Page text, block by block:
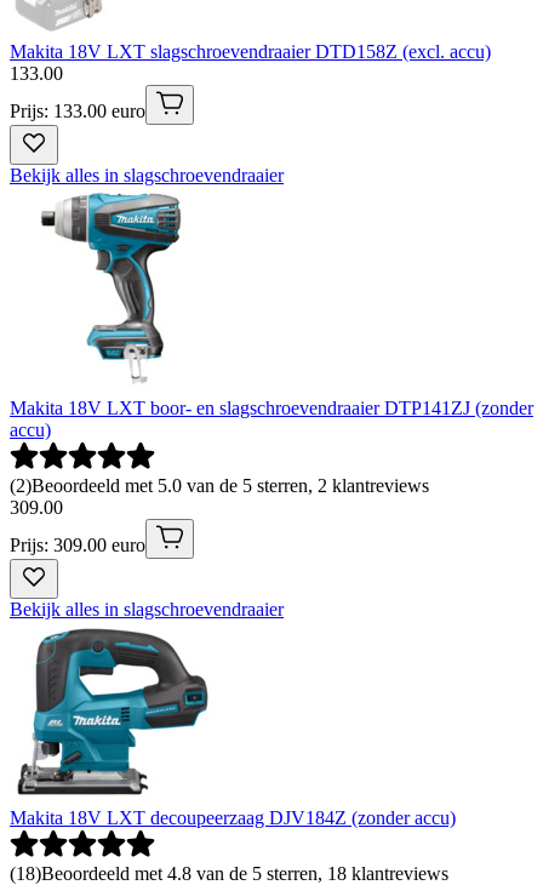
Makita 18V LXT slagschroevendraaier DTD158Z (excl. accu)
133.00
Prijs: 133.00 euro
Bekijk alles in slagschroevendraaier
Makita 18V LXT boor- en slagschroevendraaier DTP141ZJ (zonder
accu)
(2)Beoordeeld met 5.0 van de 5 sterren, 2 klantreviews
309.00
Prijs: 309.00 euro
Bekijk alles in slagschroevendraaier
Makita 18V LXT decoupeerzaag DJV184Z (zonder accu)
(18)Beoordeeld met 4.8 van de 5 sterren, 18 klantreviews